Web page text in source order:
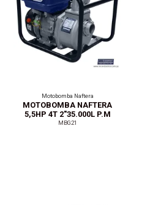
Motobomba Naftera
MOTOBOMBA NAFTERA
5,5HP 4T 2"35.000L P.M
MBG21